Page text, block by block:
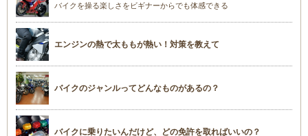
バイクを操る楽しさをビギナーからでも体感できる
エンジンの熱で太ももが熱い！対策を教えて
バイクのジャンルってどんなものがあるの？
バイクに乗りたいんだけど、どの免許を取ればいいの？